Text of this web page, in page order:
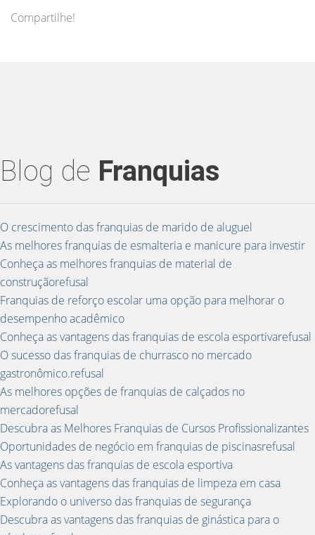
Compartilhe!
Blog de Franquias
O crescimento das franquias de marido de aluguel
As melhores franquias de esmalteria e manicure para investir
Conheça as melhores franquias de material de
construçãorefusal
Franquias de reforço escolar uma opção para melhorar o
desempenho acadêmico
Conheça as vantagens das franquias de escola esportivarefusal
O sucesso das franquias de churrasco no mercado
gastronômico.refusal
As melhores opções de franquias de calçados no
mercadorefusal
Descubra as Melhores Franquias de Cursos Profissionalizantes
Oportunidades de negócio em franquias de piscinasrefusal
As vantagens das franquias de escola esportiva
Conheça as vantagens das franquias de limpeza em casa
Explorando o universo das franquias de segurança
Descubra as vantagens das franquias de ginástica para o